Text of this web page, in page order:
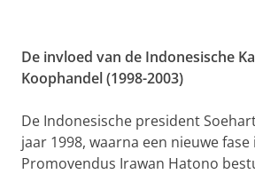
De invloed van de Indonesische
Koophandel (1998-2003)
De Indonesische president
jaar 1998, waarna een nieuwe
Promovendus Irawan Hatono